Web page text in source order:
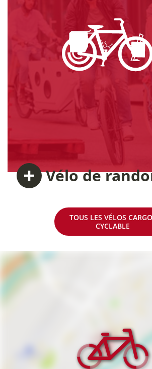
Vélode
TOUS LES VÉLOS
CYCLABLE